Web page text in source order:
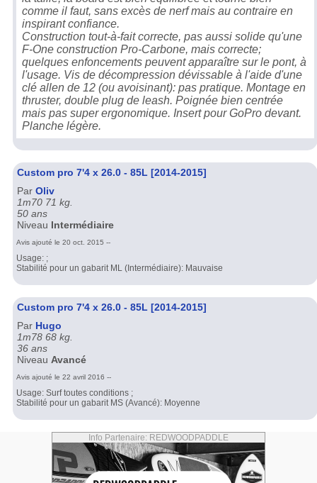
comme il faut, sans excès de nerf mais au contraire en
inspirant confiance.
Construction tout-à-fait correcte, pas aussi solide qu'une
F-One construction Pro-Carbone, mais correcte;
quelques enfoncements peuvent apparaître sur le pont, à
l'usage. Vis de décompression dévissable à l'aide d'une
clé allen de 12 (ou avoisinant): pas pratique. Montage en
thruster, double plug de leash. Poignée bien centrée
mais pas super ergonomique. Insert pour GoPro devant.
Planche légère.
Custom pro 7'4 x 26.0 - 85L [2014-2015]
Par Oliv
1m70 71 kg.
50 ans
Niveau Intermédiaire
Avis ajouté le 20 oct. 2015 --
Usage: ;
Stabilité pour un gabarit ML (Intermédiaire): Mauvaise
Custom pro 7'4 x 26.0 - 85L [2014-2015]
Par Hugo
1m78 68 kg.
36 ans
Niveau Avancé
Avis ajouté le 22 avril 2016 --
Usage: Surf toutes conditions ;
Stabilité pour un gabarit MS (Avancé): Moyenne
Info Partenaire: REDWOODPADDLE